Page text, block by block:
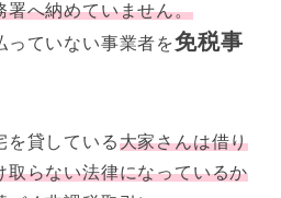
署へ納めていません。
っていない事業者を免税事
を貸している大家さんは借り
取らない法律になっているか